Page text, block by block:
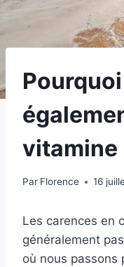
vitamine
Par Florence 16
Les carences en
généralement
où nous passons